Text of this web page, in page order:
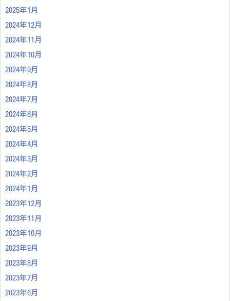
2025年1月
2024年12月
2024年11月
2024年10月
2024年9月
2024年8月
2024年7月
2024年6月
2024年5月
2024年4月
2024年3月
2024年2月
2024年1月
2023年12月
2023年11月
2023年10月
2023年9月
2023年8月
2023年7月
2023年6月